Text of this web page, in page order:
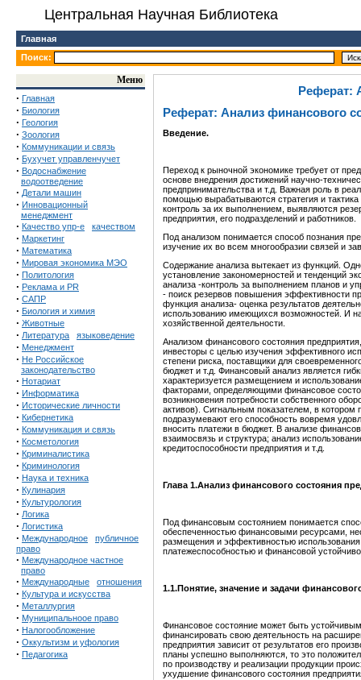
Центральная Научная Библиотека
Главная
Поиск:
Меню
· Главная
· Биология
· Геология
· Зоология
· Коммуникации и связь
· Бухучет управленчучет
· Водоснабжение
водоотведение
· Детали машин
· Инновационный
менеджмент
· Качество упр-е качеством
· Маркетинг
· Математика
· Мировая экономика МЭО
· Политология
· Реклама и PR
· САПР
· Биология и химия
· Животные
· Литература языковедение
· Менеджмент
· Не Российское
законодательство
· Нотариат
· Информатика
· Исторические личности
· Кибернетика
· Коммуникация и связь
· Косметология
· Криминалистика
· Криминология
· Наука и техника
· Кулинария
· Культурология
· Логика
· Логистика
· Международное
публичное
право
· Международное частное
право
· Международные отношения
· Культура и искусства
· Металлургия
· Муниципальноое право
· Налогообложение
· Оккультизм и уфология
· Педагогика
Реферат:
Реферат: Анализ финансового
Введение.
Переход к рыночной экономике требует от
основе внедрения достижений научно-
предпринимательства и т.д. Важная роль в
помощью вырабатываются стратегия и
контроль за их выполнением, выявляются
предприятия, его подразделений и работников.
Под анализом понимается способ познания
изучение их во всем многообразии связей и
Содержание анализа вытекает из функций.
установление закономерностей и тенденций
анализа -контроль за выполнением планов и
- поиск резервов повышения эффективности
функция анализа- оценка результатов
использованию имеющихся возможностей. И
хозяйственной деятельности.
Анализом финансового состояния
инвесторы с целью изучения эффективного
степени риска, поставщики для
бюджет и т.д. Финансовый анализ является
характеризуется размещением и
факторами, определяющими финансовое
возникновения потребности собственного
активов). Сигнальным показателем, в котором
подразумевают его способность вовремя
вносить платежи в бюджет. В анализе
взаимосвязь и структура; анализ
кредитоспособности предприятия и т.д.
Глава 1.Анализ финансового состояния
Под финансовым состоянием понимается
обеспеченностью финансовыми ресурсами,
размещения и эффективностью
платежеспособностью и финансовой
1.1.Понятие, значение и задачи
Финансовое состояние может быть
финансировать свою деятельность на
предприятия зависит от результатов его
планы успешно выполняются, то это
по производству и реализации продукции
ухудшение финансового состояния